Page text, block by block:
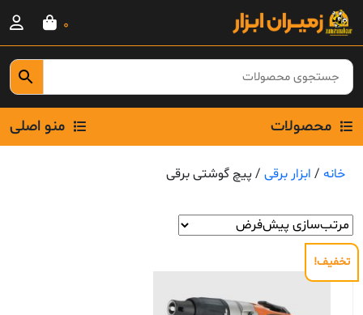
Skip
content
0
محصولات منو اصلی
خانه / ابزار برقی / پیچ گوشتی برقی
تخفیف!